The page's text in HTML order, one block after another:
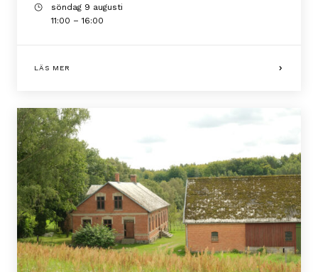
söndag 9 augusti
11:00 – 16:00
LÄS MER